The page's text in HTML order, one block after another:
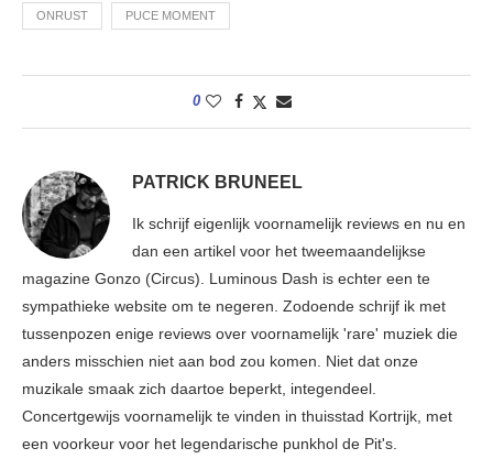
ONRUST PUCE MOMENT
0
PATRICK BRUNEEL
Ik schrijf eigenlijk voornamelijk reviews en nu en
dan een artikel voor het tweemaandelijkse
magazine Gonzo (Circus). Luminous Dash is echter een te
sympathieke website om te negeren. Zodoende schrijf ik met
tussenpozen enige reviews over voornamelijk 'rare' muziek die
anders misschien niet aan bod zou komen. Niet dat onze
muzikale smaak zich daartoe beperkt, integendeel.
Concertgewijs voornamelijk te vinden in thuisstad Kortrijk, met
een voorkeur voor het legendarische punkhol de Pit's.